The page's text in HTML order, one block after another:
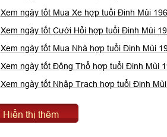
Xem ngày tốt Mua Xe hợp tuổi Đinh Mùi
Xem ngày tốt Cưới Hỏi hợp tuổi Đinh Mùi
Xem ngày tốt Mua Nhà hợp tuổi Đinh Mùi
Xem ngày tốt Động Thổ hợp tuổi Đinh Mùi
Xem ngày tốt Nhập Trạch hợp tuổi Đinh
Hiển thị thêm